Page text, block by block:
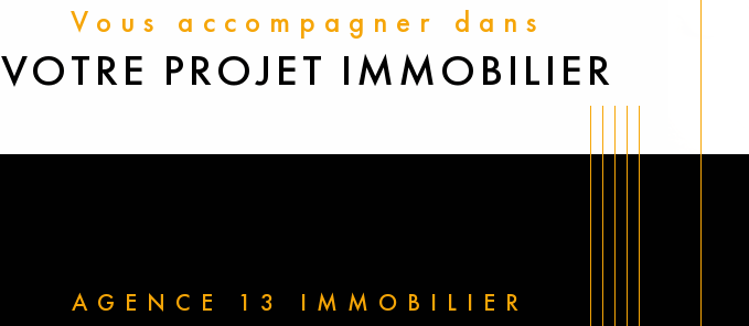
Vous accompagner dans
VOTRE PROJET IMMOBILIER
AGENCE 13 IMMOBILIER